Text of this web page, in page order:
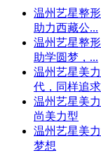
温州艺星整
助力西藏公...
温州艺星整
助学圆梦，...
温州艺星美
代，同样追求
温州艺星美
尚美力型
温州艺星美
梦想